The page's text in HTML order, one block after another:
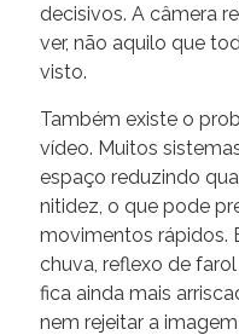
decisivos. A câmera
ver, não aquilo que
visto.
Também existe o
vídeo. Muitos
espaço reduzindo
nitidez, o que pode
movimentos rápidos.
chuva, reflexo de
fica ainda mais
nem rejeitar a